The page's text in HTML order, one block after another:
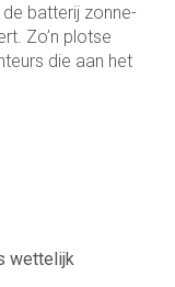
batterij zonne-
Zo’n plotse
die aan het
wettelijk